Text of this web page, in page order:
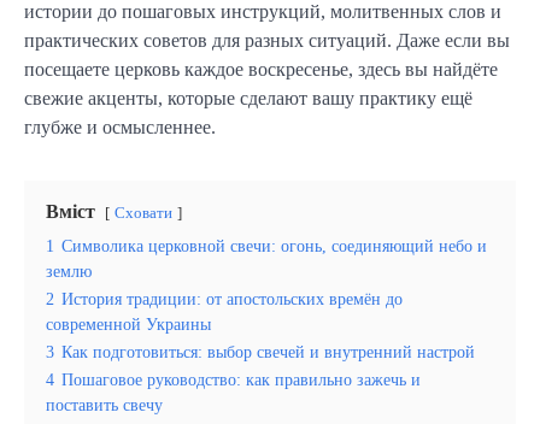
истории до пошаговых инструкций, молитвенных слов и
практических советов для разных ситуаций. Даже если вы
посещаете церковь каждое воскресенье, здесь вы найдёте
свежие акценты, которые сделают вашу практику ещё
глубже и осмысленнее.
Вміст Сховати
1 Символика церковной свечи: огонь, соединяющий небо и
землю
2 История традиции: от апостольских времён до
современной Украины
3 Как подготовиться: выбор свечей и внутренний настрой
4 Пошаговое руководство: как правильно зажечь и
поставить свечу